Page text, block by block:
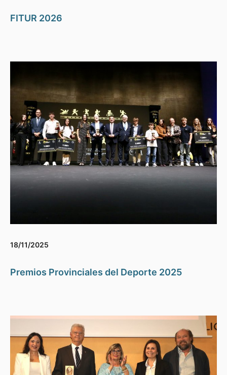
FITUR 2026
18/11/2025
Premios Provinciales del Deporte 2025